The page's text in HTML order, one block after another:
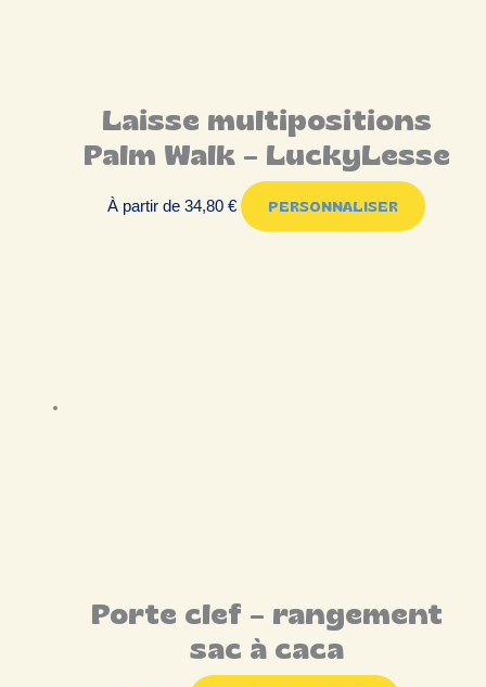
Laisse multipositions
Palm Walk – LuckyLesse
À partir de34,80€ PERSONNALISER
Porte clef – rangement
sac à caca